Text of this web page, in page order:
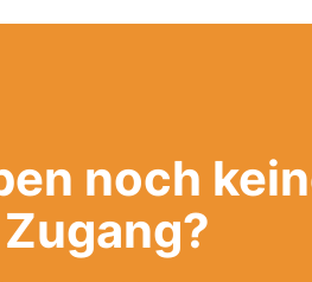
noch
Zugang?